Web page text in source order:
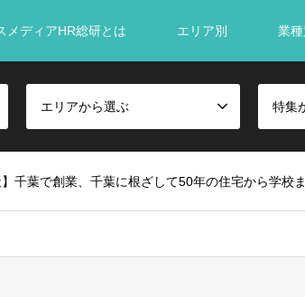
メディアHR総研とは エリア別 業種
エリアから選ぶ 特集
】千葉で創業、千葉に根ざして50年の住宅から学校